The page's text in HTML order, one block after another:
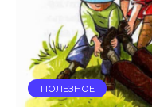
ПОЛЕЗНОЕ